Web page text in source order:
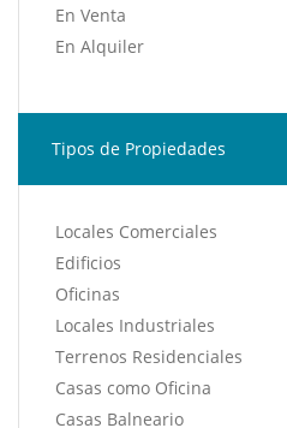
En Venta
En Alquiler
Tipos de Propiedades
Locales Comerciales
Edificios
Oficinas
Locales Industriales
Terrenos Residenciales
Casas como Oficina
Casas Balneario